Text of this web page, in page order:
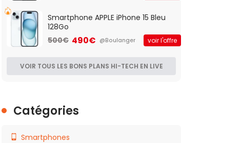
Smartphone APPLE iPhone 15 Bleu
128Go
500€ 490€ @Boulanger voir l'offre
VOIR TOUS LES BONS PLANS HI-TECH EN LIVE
Catégories
Smartphones